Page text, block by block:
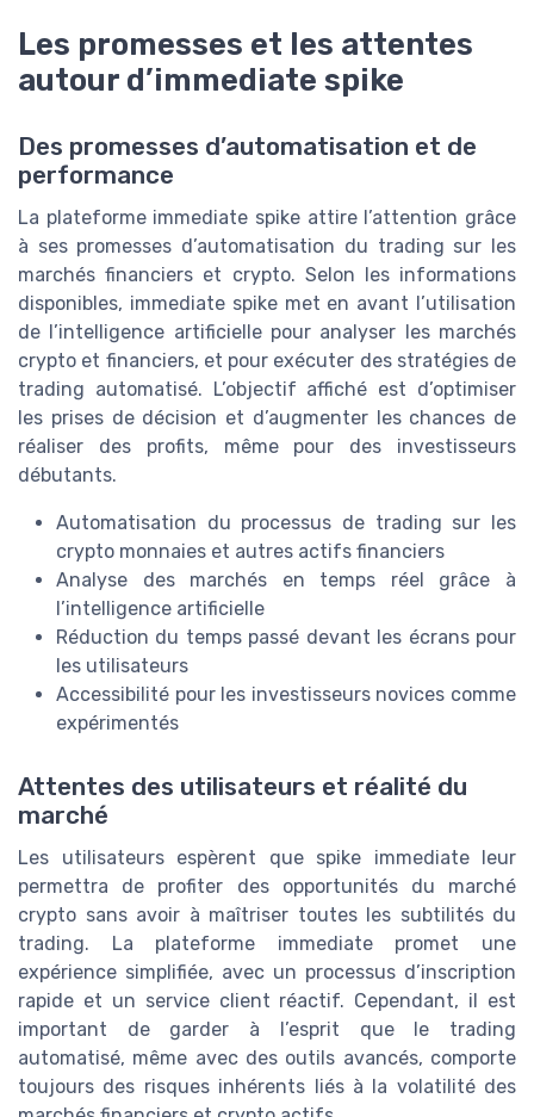
Les promesses et les attentes
autour d’immediate spike
Des promesses d’automatisation et de
performance
La plateforme immediate spike attire l’attention grâce
à ses promesses d’automatisation du trading sur les
marchés financiers et crypto. Selon les informations
disponibles, immediate spike met en avant l’utilisation
de l’intelligence artificielle pour analyser les marchés
crypto et financiers, et pour exécuter des stratégies de
trading automatisé. L’objectif affiché est d’optimiser
les prises de décision et d’augmenter les chances de
réaliser des profits, même pour des investisseurs
débutants.
Automatisation du processus de trading sur les
crypto monnaies et autres actifs financiers
Analyse des marchés en temps réel grâce à
l’intelligence artificielle
Réduction du temps passé devant les écrans pour
les utilisateurs
Accessibilité pour les investisseurs novices comme
expérimentés
Attentes des utilisateurs et réalité du
marché
Les utilisateurs espèrent que spike immediate leur
permettra de profiter des opportunités du marché
crypto sans avoir à maîtriser toutes les subtilités du
trading. La plateforme immediate promet une
expérience simplifiée, avec un processus d’inscription
rapide et un service client réactif. Cependant, il est
important de garder à l’esprit que le trading
automatisé, même avec des outils avancés, comporte
toujours des risques inhérents liés à la volatilité des